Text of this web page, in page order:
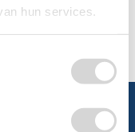
hun services.